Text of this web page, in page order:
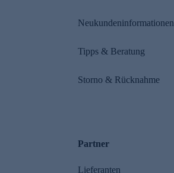
Neukundeninformationen
Tipps & Beratung
Storno & Rücknahme
Partner
Lieferanten